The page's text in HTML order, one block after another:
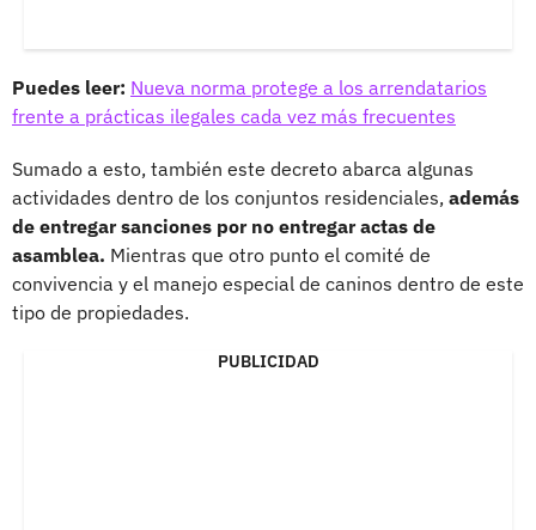
Puedes leer: Nueva norma protege a los arrendatarios
frente a prácticas ilegales cada vez más frecuentes
Sumado a esto, también este decreto abarca algunas
actividades dentro de los conjuntos residenciales, además
de entregar sanciones por no entregar actas de
asamblea. Mientras que otro punto el comité de
convivencia y el manejo especial de caninos dentro de este
tipo de propiedades.
PUBLICIDAD